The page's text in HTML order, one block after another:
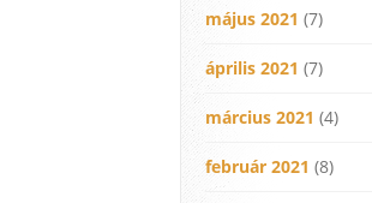
május 2021 (7)
április 2021 (7)
március 2021 (4)
február 2021 (8)